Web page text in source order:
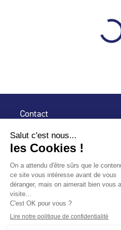
Contact
32 rue de Mogador
75 009 Paris
Nous suivre